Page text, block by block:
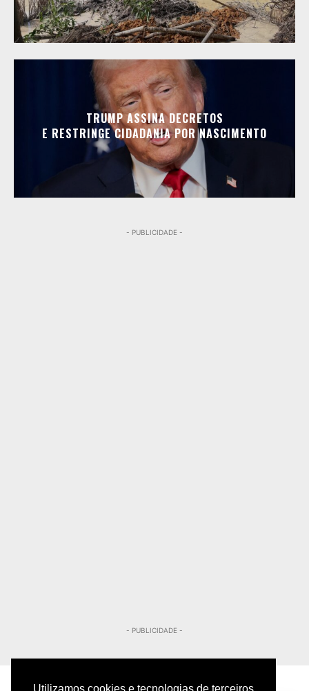
TRUMP ASSINA DECRETOS
E RESTRINGE CIDADANIA POR NASCIMENTO
- PUBLICIDADE -
- PUBLICIDADE -